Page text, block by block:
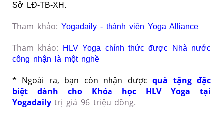
Sở LĐ-TB-XH.
Tham khảo: Yogadaily - thành viên Yoga Alliance
Tham khảo:
HLV Yoga chính thức được Nhà nước
công nhận là một nghề
* Ngoài ra, bạn còn nhận đượcquà tặng đặc
biệt dành cho Khóa học HLV Yoga tại
Yogadaily trị giá 96 triệu đồng.